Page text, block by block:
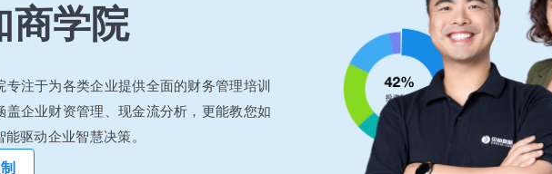
商学院
专注于为各类企业提供全面的财务管理培训
盖企业财资管理、现金流分析，更能教您如
驱动企业智慧决策。